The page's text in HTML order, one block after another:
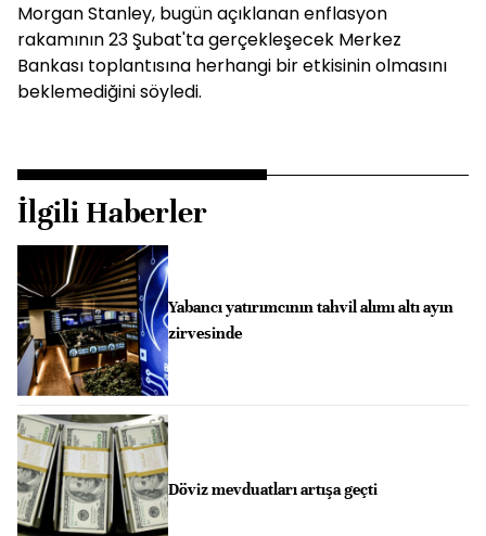
Morgan Stanley, bugün açıklanan enflasyon
rakamının 23 Şubat'ta gerçekleşecek Merkez
Bankası toplantısına herhangi bir etkisinin olmasını
beklemediğini söyledi.
İlgili Haberler
Yabancı yatırımcının tahvil alımı altı ayın
zirvesinde
Döviz mevduatları artışa geçti